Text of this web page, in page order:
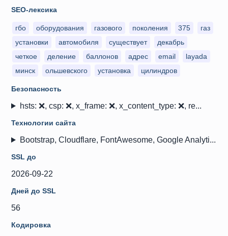
SEO-лексика
гбо оборудования газового поколения 375
газ
установки
автомобиля существует
декабрь
четкое
деление баллонов адрес email
layada
минск
ольшевского установка цилиндров
Безопасность
hsts: ❌, csp: ❌, x_frame: ❌, x_content_type: ❌, re...
Технологии сайта
Bootstrap, Cloudflare, FontAwesome, Google Analyti...
SSL до
2026-09-22
Дней до SSL
56
Кодировка